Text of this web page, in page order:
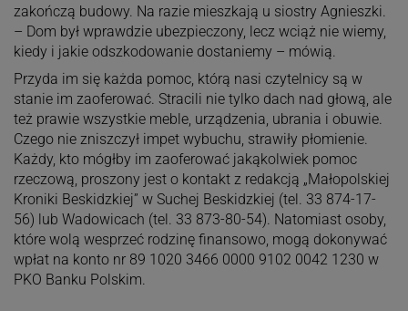
zakończą budowy. Na razie mieszkają u siostry Agnieszki.
– Dom był wprawdzie ubezpieczony, lecz wciąż nie wiemy,
kiedy i jakie odszkodowanie dostaniemy – mówią.
Przyda im się każda pomoc, którą nasi czytelnicy są w
stanie im zaoferować. Stracili nie tylko dach nad głową, ale
też prawie wszystkie meble, urządzenia, ubrania i obuwie.
Czego nie zniszczył impet wybuchu, strawiły płomienie.
Każdy, kto mógłby im zaoferować jakąkolwiek pomoc
rzeczową, proszony jest o kontakt z redakcją „Małopolskiej
Kroniki Beskidzkiej” w Suchej Beskidzkiej (tel. 33 874-17-
56) lub Wadowicach (tel. 33 873-80-54). Natomiast osoby,
które wolą wesprzeć rodzinę finansowo, mogą dokonywać
wpłat na konto nr 89 1020 3466 0000 9102 0042 1230 w
PKO Banku Polskim.